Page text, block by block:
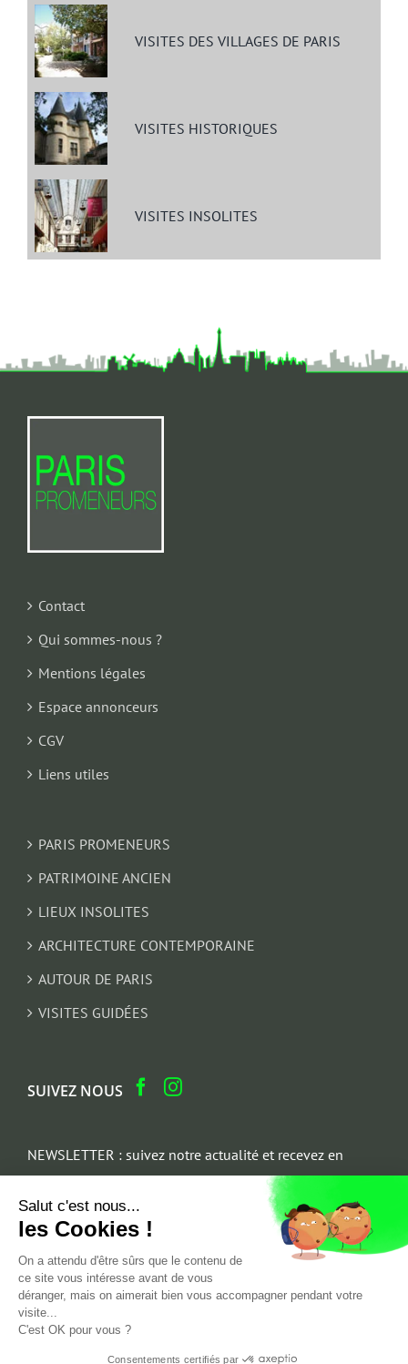
VISITES DES VILLAGES DE PARIS
VISITES HISTORIQUES
VISITES INSOLITES
Contact
Qui sommes-nous ?
Mentions légales
Espace annonceurs
CGV
Liens utiles
PARIS PROMENEURS
PATRIMOINE ANCIEN
LIEUX INSOLITES
ARCHITECTURE CONTEMPORAINE
AUTOUR DE PARIS
VISITES GUIDÉES
SUIVEZ NOUS
NEWSLETTER : suivez notre actualité et recevez en
cadeau un parcours architectural du Marais
Email
Salut c'est nous...
les Cookies !
On a attendu d'être sûrs que le contenu de
ce site vous intéresse avant de vous
déranger, mais on aimerait bien vous accompagner pendant votre
visite...
C'est OK pour vous ?
Consentements certifiés par